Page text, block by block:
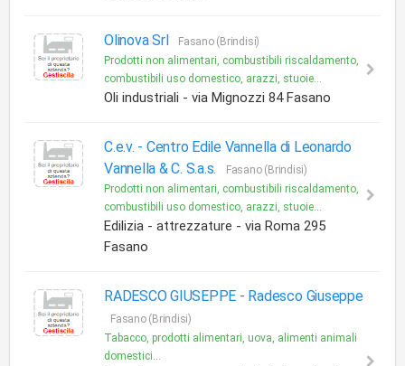
Olinova Srl
Fasano (Brindisi)
Prodotti non alimentari, combustibili riscaldamento,
combustibili uso domestico, arazzi, stuoie...
Oli industriali - via Mignozzi 84 Fasano
C.e.v. - Centro Edile Vannella di Leonardo
Vannella & C. S.a.s.
Fasano (Brindisi)
Prodotti non alimentari, combustibili riscaldamento,
combustibili uso domestico, arazzi, stuoie...
Edilizia - attrezzature - via Roma 295
Fasano
RADESCO GIUSEPPE - Radesco Giuseppe
Fasano (Brindisi)
Tabacco, prodotti alimentari, uova, alimenti animali
domestici...